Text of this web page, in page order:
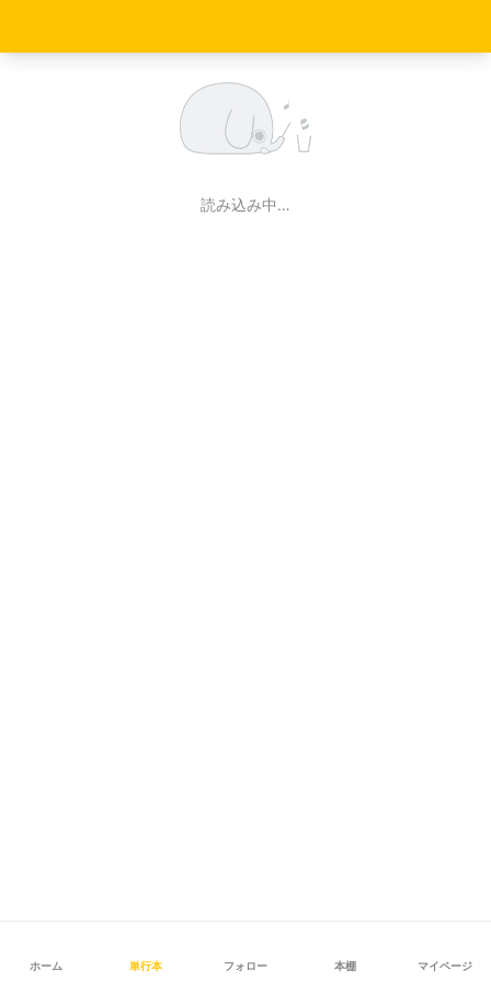
読み込み中…
ホーム 単行本 フォロー 本棚 マイページ